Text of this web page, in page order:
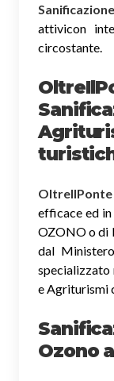
Sanificazione
attivicon
circostante.
OltreIlPonte
efficace ed
OZONO o di
dal
specializzato
e Agriturismi
Ozono